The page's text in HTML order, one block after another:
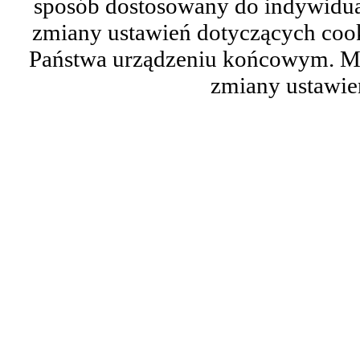
sposób dostosowany do
zmiany ustawień dotyczących
Państwa urządzeniu końcowym.
zmiany